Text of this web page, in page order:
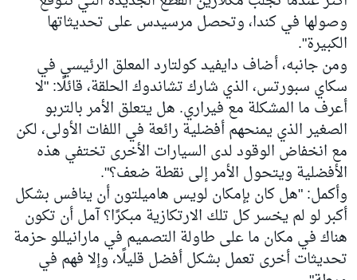
وصولها في كندا، وتحصل مرسيدس على تحديثاتها
الكبيرة".
ومن جانبه، أضاف دايفيد كولتارد المعلق الرئيسي في
سكاي سبورتس، الذي شارك تشاندوك الحلقة، قائلًا: "لا
أعرف ما المشكلة مع فيراري. هل يتعلق الأمر بالتربو
الصغير الذي يمنحهم أفضلية رائعة في اللفات الأولى، لكن
مع انخفاض الوقود لدى السيارات الأخرى تختفي هذه
الأفضلية ويتحول الأمر إلى نقطة ضعف؟".
وأكمل: "هل كان بإمكان لويس هاميلتون أن ينافس بشكل
أكبر لو لم يخسر كل تلك الارتكازية مبكرًا؟ آمل أن تكون
هناك في مكان ما على طاولة التصميم في مارانيللو حزمة
تحديثات أخرى تعمل بشكل أفضل قليلًا، وإلا فهم في